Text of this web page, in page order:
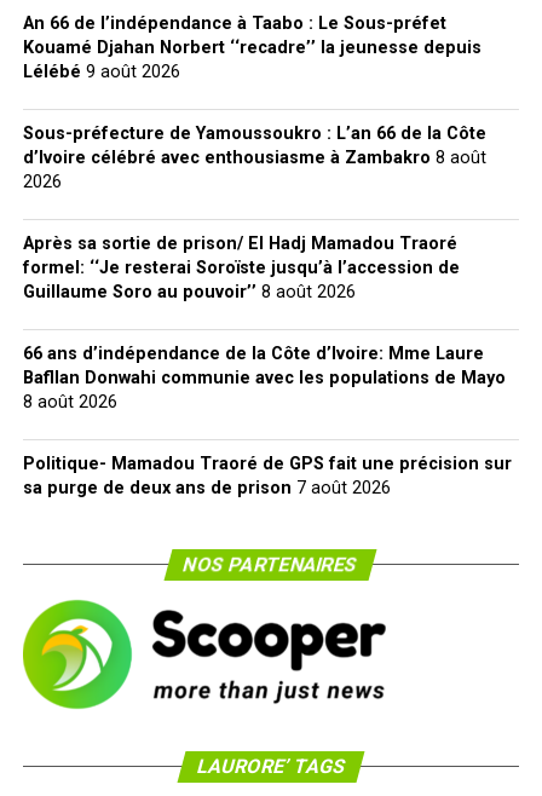
An 66 de l’indépendance à Taabo : Le Sous-préfet
Kouamé Djahan Norbert ‘‘recadre’’ la jeunesse depuis
Lélébé 9 août 2026
Sous-préfecture de Yamoussoukro : L’an 66 de la Côte
d’Ivoire célébré avec enthousiasme à Zambakro 8 août
2026
Après sa sortie de prison/ El Hadj Mamadou Traoré
formel: ‘‘Je resterai Soroïste jusqu’à l’accession de
Guillaume Soro au pouvoir’’ 8 août 2026
66 ans d’indépendance de la Côte d’Ivoire: Mme Laure
Bafllan Donwahi communie avec les populations de Mayo
8 août 2026
Politique- Mamadou Traoré de GPS fait une précision sur
sa purge de deux ans de prison 7 août 2026
NOS PARTENAIRES
LAURORE’ TAGS